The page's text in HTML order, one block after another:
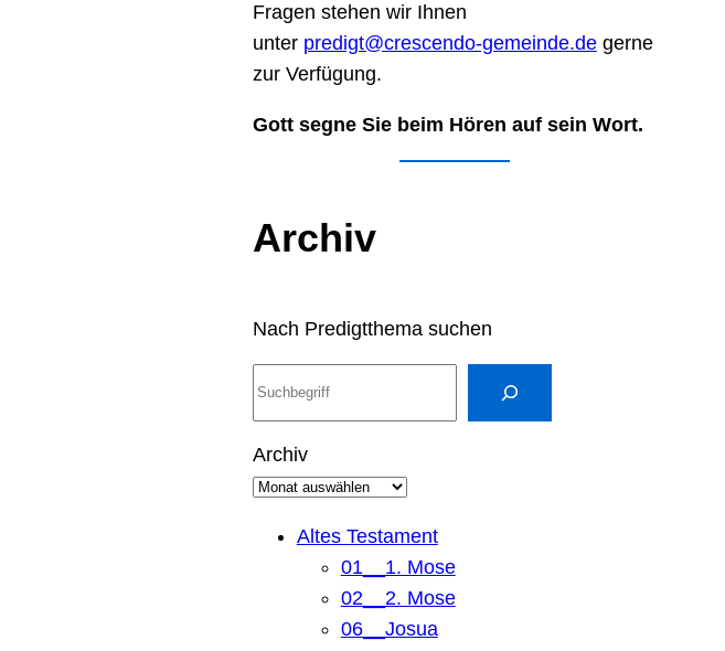
Fragen stehen wir Ihnen
unter predigt@crescendo-gemeinde.degerne
zur Verfügung.
Gott segne Sie beim Hören auf sein Wort.
Archiv
Nach Predigtthema suchen
e
Archiv
Altes Testament
01__1. Mose
02__2. Mose
06__Josua